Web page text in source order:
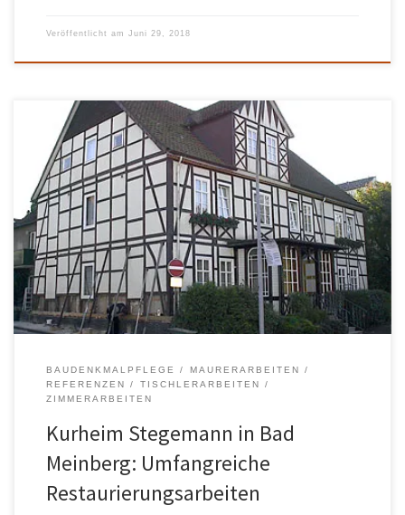
Veröffentlicht am Juni 29, 2018
BAUDENKMALPFLEGE
MAURERARBEITEN
REFERENZEN
TISCHLERARBEITEN
ZIMMERARBEITEN
Kurheim Stegemann in Bad
Meinberg: Umfangreiche
Restaurierungsarbeiten